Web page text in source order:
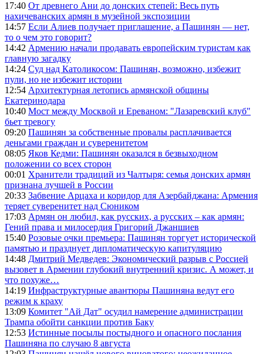
17:40 От древнего Ани до донских степей: Весь путь
нахичеванских армян в музейной экспозиции
14:57 Если Алиев получает приглашение, а Пашинян — нет,
то о чем это говорит?
14:42 Армению начали продавать европейским туристам как
главную загадку
14:24 Суд над Католикосом: Пашинян, возможно, избежит
пули, но не избежит истории
12:54 Архитектурная летопись армянской общины
Екатеринодара
10:40 Мост между Москвой и Ереваном: "Лазаревский клуб"
бьет тревогу
09:20 Пашинян за собственные провалы расплачивается
деньгами граждан и суверенитетом
08:05 Яков Кедми: Пашинян оказался в безвыходном
положении со всех сторон
00:01 Хранители традиций из Чалтыря: семья донских армян
признана лучшей в России
20:33 Забвение Арцаха и коридор для Азербайджана: Армения
теряет суверенитет над Сюником
17:03 Армян он любил, как русских, а русских – как армян:
Гений права и милосердия Григорий Джаншиев
15:40 Розовые очки премьера: Пашинян торгует исторической
памятью и празднует дипломатическую капитуляцию
14:48 Дмитрий Медведев: Экономический разрыв с Россией
вызовет в Армении глубокий внутренний кризис. А может, и
что похуже…
14:19 Инфраструктурные авантюры Пашиняна ведут его
режим к краху
13:09 Комитет "Ай Дат" осудил намерение администрации
Трампа обойти санкции против Баку
12:53 Истинные посылы постыдного и опасного послания
Пашиняна по случаю 8 августа